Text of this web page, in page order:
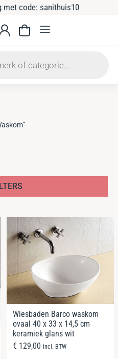
met code: sanithuis10
Wiesbaden Barco waskom
ovaal 40 x 33 x 14,5 cm
keramiek glans wit
€ 129,00 incl. BTW